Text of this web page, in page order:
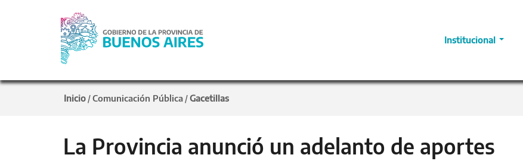
Institucional
Inicio /Comunicación Pública /Gacetillas
La Provincia anunció un adelanto de aportes